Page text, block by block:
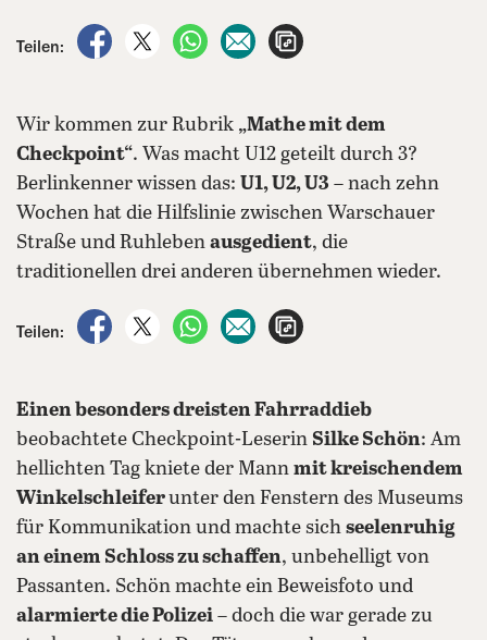
Teilen:
auf Facebook teilen
auf X teilenper WhatsApp teilen
per E-Mail teilen
Wir kommen zur Rubrik „Mathe mit dem
Checkpoint“. Was macht U12 geteilt durch 3?
Berlinkenner wissen das: U1, U2, U3 – nach zehn
Wochen hat die Hilfslinie zwischen Warschauer
Straße und Ruhleben ausgedient, die
traditionellen drei anderen übernehmen wieder.
Teilen:
auf Facebook teilen
auf X teilenper WhatsApp teilen
per E-Mail teilen
Einen besonders dreisten Fahrraddieb
beobachtete Checkpoint-Leserin Silke Schön: Am
hellichten Tag kniete der Mann mit kreischendem
Winkelschleiferunter den Fenstern des Museums
für Kommunikation und machte sich seelenruhig
an einem Schloss zu schaffen, unbehelligt von
Passanten. Schön machte ein Beweisfoto und
alarmierte die Polizei – doch die war gerade zu